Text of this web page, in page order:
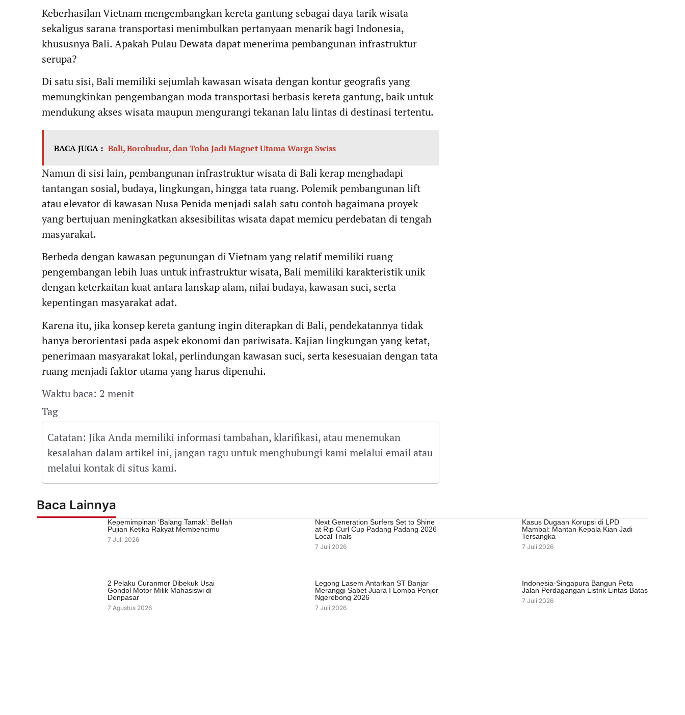
Keberhasilan Vietnam mengembangkan kereta gantung sebagai daya tarik wisata
sekaligus sarana transportasi menimbulkan pertanyaan menarik bagi Indonesia,
khususnya Bali. Apakah Pulau Dewata dapat menerima pembangunan infrastruktur
serupa?
Di satu sisi, Bali memiliki sejumlah kawasan wisata dengan kontur geografis yang
memungkinkan pengembangan moda transportasi berbasis kereta gantung, baik untuk
mendukung akses wisata maupun mengurangi tekanan lalu lintas di destinasi tertentu.
BACA JUGA : Bali, Borobudur, dan Toba Jadi Magnet Utama Warga Swiss
Namun di sisi lain, pembangunan infrastruktur wisata di Bali kerap menghadapi
tantangan sosial, budaya, lingkungan, hingga tata ruang. Polemik pembangunan lift
atau elevator di kawasan Nusa Penida menjadi salah satu contoh bagaimana proyek
yang bertujuan meningkatkan aksesibilitas wisata dapat memicu perdebatan di tengah
masyarakat.
Berbeda dengan kawasan pegunungan di Vietnam yang relatif memiliki ruang
pengembangan lebih luas untuk infrastruktur wisata, Bali memiliki karakteristik unik
dengan keterkaitan kuat antara lanskap alam, nilai budaya, kawasan suci, serta
kepentingan masyarakat adat.
Karena itu, jika konsep kereta gantung ingin diterapkan di Bali, pendekatannya tidak
hanya berorientasi pada aspek ekonomi dan pariwisata. Kajian lingkungan yang ketat,
penerimaan masyarakat lokal, perlindungan kawasan suci, serta kesesuaian dengan tata
ruang menjadi faktor utama yang harus dipenuhi.
Waktu baca: 2 menit
Tag
Catatan: Jika Anda memiliki informasi tambahan, klarifikasi, atau menemukan
kesalahan dalam artikel ini, jangan ragu untuk menghubungi kami melalui email atau
melalui kontak di situs kami.
Baca Lainnya
Kepemimpinan ‘Balang Tamak’: Belilah
Pujian Ketika Rakyat Membencimu
7 Juli 2026
Next Generation Surfers Set to Shine
at Rip Curl Cup Padang Padang 2026
Local Trials
7 Juli 2026
Kasus Dugaan Korupsi di LPD
Mambal: Mantan Kepala Kian Jadi
Tersangka
7 Juli 2026
2 Pelaku Curanmor Dibekuk Usai
Gondol Motor Milik Mahasiswi di
Denpasar
7 Agustus 2026
Legong Lasem Antarkan ST Banjar
Meranggi Sabet Juara I Lomba Penjor
Ngerebong 2026
7 Juli 2026
Indonesia-Singapura Bangun Peta
Jalan Perdagangan Listrik Lintas Batas
7 Juli 2026